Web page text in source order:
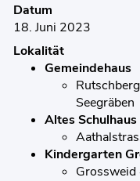
Datum
18. Juni 2023
Lokalität
Gemeindehaus
Seegräben
Altes Schulhaus
Kindergarten